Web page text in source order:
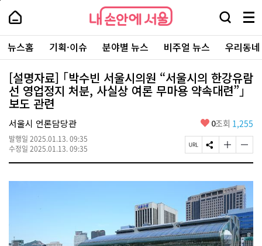
본
로
가
내
손
안
에
서
울
-
서
울
시
표
소
통
포
털
내
손
에
울
검
창
열
기
메
뉴
전
체
보
기
주
요
서
뉴스홈 기획·이슈 분야별 뉴스 비주얼 뉴스 우리동
[설명자료] ｢박수빈 서울시의원 “서울시의 한강유람
선 영업정지 처분, 사실상 여론 무마용 약속대련”｣
보도 관련
서울시 언론담당관
발행일 2025.01.13. 09:35
수정일 2025.01.13. 09:35
좋
요
0조회 1,255
페
이
U
L
복
사
S
N
공
유
하
기
글
자
기
크
게
변
경
하
기
글
자
기
작
게
변
경
하
기
페
상
단
로